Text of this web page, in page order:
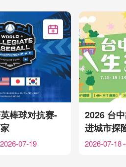
棒球对抗赛-
07-19
加入Google行事历
2026 台
进城市探
2026-07-18